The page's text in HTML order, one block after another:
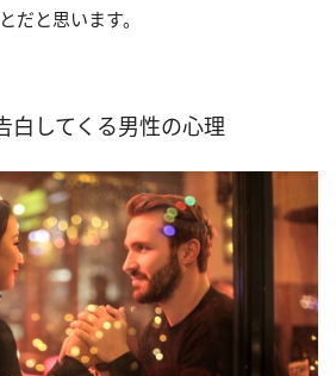
だと思います。
白してくる男性の心理